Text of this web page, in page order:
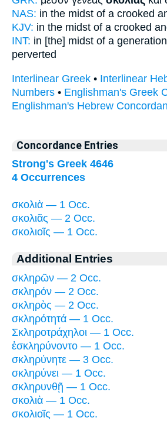
NAS: in the midst of a crooked
KJV: in the midst of a crooked
INT: in [the] midst of a generation
perverted
Interlinear Greek • Interlinear
Numbers • Englishman's Greek
Englishman's Hebrew
Concordance Entries
Strong's Greek 4646
4 Occurrences
σκολιὰ — 1 Occ.
σκολιᾶς — 2 Occ.
σκολιοῖς — 1 Occ.
Additional Entries
σκληρῶν — 2 Occ.
σκληρόν — 2 Occ.
σκληρὸς — 2 Occ.
σκληρότητά — 1 Occ.
Σκληροτράχηλοι — 1 Occ.
ἐσκληρύνοντο — 1 Occ.
σκληρύνητε — 3 Occ.
σκληρύνει — 1 Occ.
σκληρυνθῇ — 1 Occ.
σκολιὰ — 1 Occ.
σκολιοῖς — 1 Occ.